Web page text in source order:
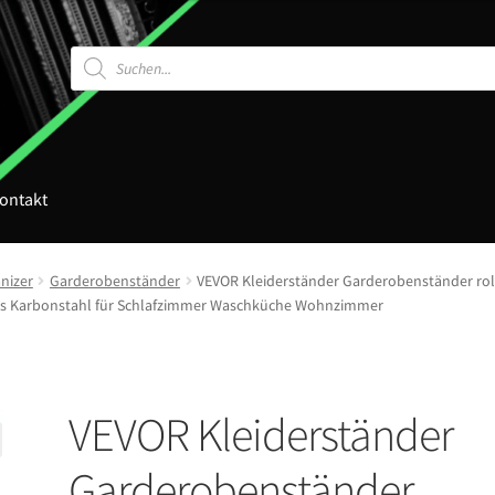
Products
search
Garderobenständer
VEVOR Kleiderständer Garderobenständer
Karbonstahl für Schlafzimmer Waschküche Wohnzimmer
VEVOR Kleiderständer